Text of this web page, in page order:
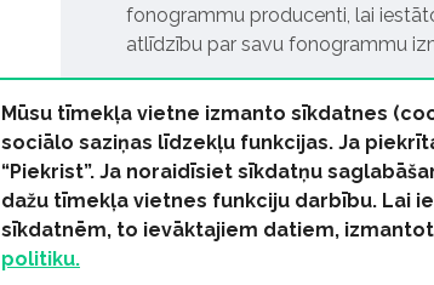
fonogrammu producenti, lai
atlīdzību par savu fonogrammu
© 2026 parmuziku.lv, visas
Mūsu tīmekļa vietne izmanto sīkdatnes
sociālo saziņas līdzekļu funkcijas. Ja
“Piekrist”. Ja noraidīsiet sīkdatņu
dažu tīmekļa vietnes funkciju darbību. Lai
sīkdatnēm, to ievāktajiem datiem,
politiku.